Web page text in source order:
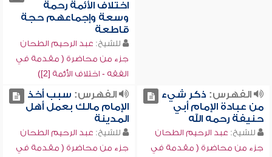
اختلاف الأئمة رحمة
وسعة وإجماعهم حجة
قاطعة
للشيخ: عبد الرحيم الطحان
جزء من محاضرة ( مقدمة في
الفقه - اختلاف الأئمة [2])
الفهرس: ذكر شيء
من عبادة الإمام أبي
حنيفة رحمه الله
للشيخ: عبد الرحيم الطحان
جزء من محاضرة ( مقدمة في
الفهرس: سبب أخذ
الإمام مالك بعمل أهل
المدينة
للشيخ: عبد الرحيم الطحان
جزء من محاضرة ( مقدمة في